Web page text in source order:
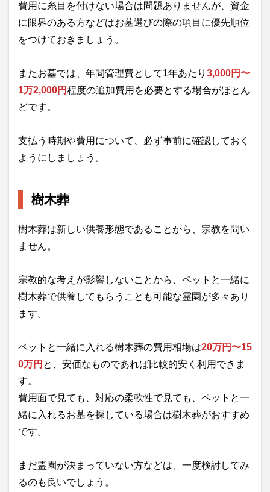
費用に糸目を付けない場合は問題ありませんが、資金
に限界のある方などはお墓選びの際の項目に優先順位
をつけておきましょう。
またお墓では、年間管理費として1年あたり 3,000円〜
1万2,000円程度の追加費用を必要とする場合がほとん
どです。
支払う時期や費用について、必ず事前に確認しておく
ようにしましょう。
樹木葬
樹木葬は新しい供養形態であることから、宗教を問い
ません。
宗教的な考えが影響しないことから、ペットと一緒に
樹木葬で供養してもらうことも可能な霊園が多々あり
ます。
ペットと一緒に入れる樹木葬の費用相場は20万円〜15
0万円 と、安価なものであれば比較的安く利用できま
す。
費用面で見ても、対応の柔軟性で見ても、ペットと一
緒に入れるお墓を探している場合は樹木葬がおすすめ
です。
まだ霊園が決まっていない方などは、一度検討してみ
るのも良いでしょう。